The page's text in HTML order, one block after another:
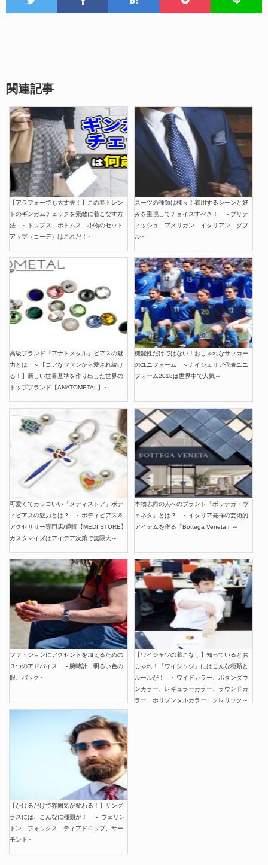
関連記事
【アラフォーでも大丈夫！】この春トレン
ドのギンガムチェックを素敵に着こなす方
法 ～トップス、ボトムス、小物のセット
アップ（コーデ）はこれだ！～
スーツの種類は様々！着用するシーンと好
みを重視してチョイスすべき！ ～ブリテ
ィッシュ、アメリカン、イタリアン、ダブ
ル～
高級ブランド「アナトメタル」ピアスの魅
力とは ～【コアなファンから愛され続け
る！】新しい世界基準を作り出した世界の
トップブランド【ANATOMETAL】～
機能性だけではない！おしゃれなサッカー
のユニフォーム ～ナイジェリア代表ユニ
フォーム2018は世界中で人気～
可愛くてカッコいい「メディストア」ボデ
ィピアスの魅力とは？ ～ボディピアス＆
アクセサリー専門店/通販【MEDI STORE】
カスタマイズはアイデア次第で無限大～
本物志向の人へのブランド「ボッテガ・ヴ
ェネタ」とは？ ～イタリア発祥の芸術的
アイテムを作る「Bottega Veneta」～
ファッションにアクセントを加えるための
３つのアドバイス ～腕時計、明るい色の
服、バック～
【ワイシャツの着こなし】知っているとお
しゃれ！「ワイシャツ」にはこんな種類と
ルールが！ ～ワイドカラー、ボタンダウ
ンカラー、レギュラーカラー、ラウンドカ
ラー、ホリゾンタルカラー、クレリック～
【かけるだけで雰囲気が変わる！】サング
ラスには、こんなに種類が！ ～ ウェリン
トン、フォックス、ティアドロップ、サー
モント～